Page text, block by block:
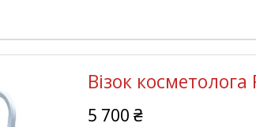
Візок
5 700 ₴